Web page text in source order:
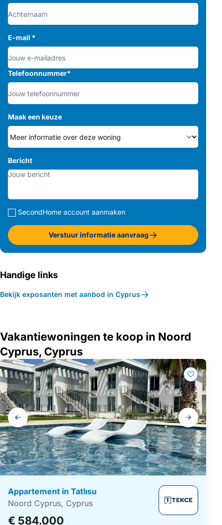
E-mail *
Telefoonnummer*
Maak een keuze
Bericht
SecondHome account aanmaken
Verstuur informatie aanvraag
Handige links
Bekijk exposanten met aanbod in Cyprus
Vakantiewoningen te koop in Noord
Cyprus, Cyprus
Galerij
navigatie
Appartement in Tatlısu
Noord Cyprus, Cyprus
€ 584.000